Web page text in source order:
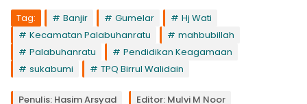
Tag: Banjir Gumelar
Hj Wati
Kecamatan Palabuhanratu
mahbubillah
Palabuhanratu
Pendidikan Keagamaan
sukabumi
TPQ Birrul Walidain
Penulis: Hasim Arsyad Editor: Mulvi M Noor